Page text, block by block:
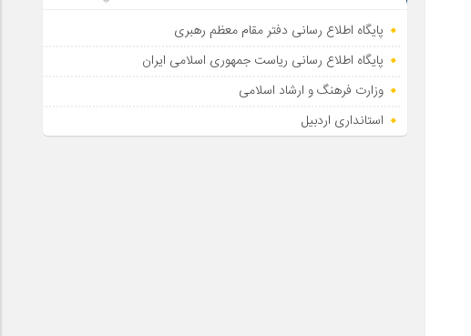
پایگاه اطلاع رسانی دفتر مقام معظم رهبری
پایگاه اطلاع‌ رسانی ریاست‌ جمهوری اسلامی ایران
وزارت فرهنگ و ارشاد اسلامی
استانداری اردبیل